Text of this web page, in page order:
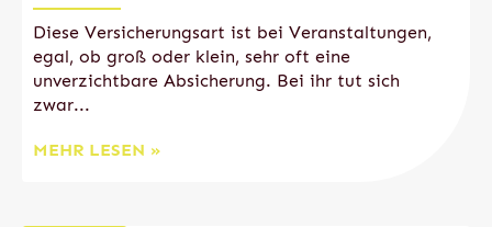
Diese Versicherungsart ist bei Veranstaltungen,
egal, ob groß oder klein, sehr oft eine
unverzichtbare Absicherung. Bei ihr tut sich
zwar...
MEHR LESEN »